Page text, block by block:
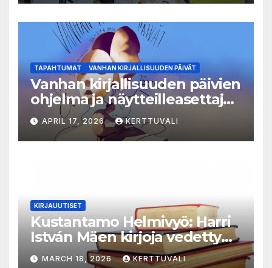
TAPAHTUMAT VANHAN KIRJALLISUUDEN PÄIVÄT
Vanhan kirjallisuuden päivien
ohjelma ja näytteilleasettajat
julkistettu
APRIL 17, 2026 KERTTUVALI
KIRJAUUTISET
Kustantamo Helmivyö: Harri
István Mäen kirjoja vedetty
myynnistä
MARCH 18, 2026 KERTTUVALI